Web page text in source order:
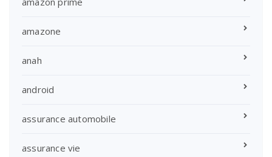
amazone
anah
android
assurance automobile
assurance vie